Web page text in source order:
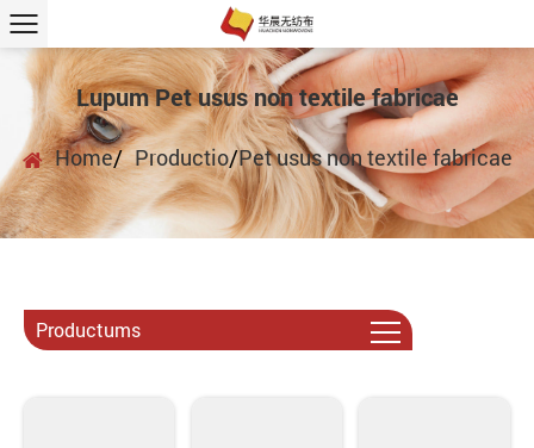
Lupum Pet usus non textile fabricae
Home/ Productio/Pet usus non textile fabricae
Productums